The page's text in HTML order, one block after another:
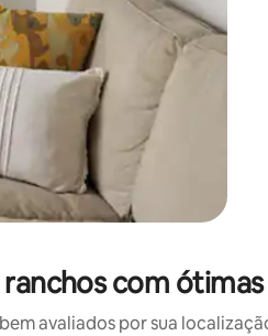
com
avaliados por sua